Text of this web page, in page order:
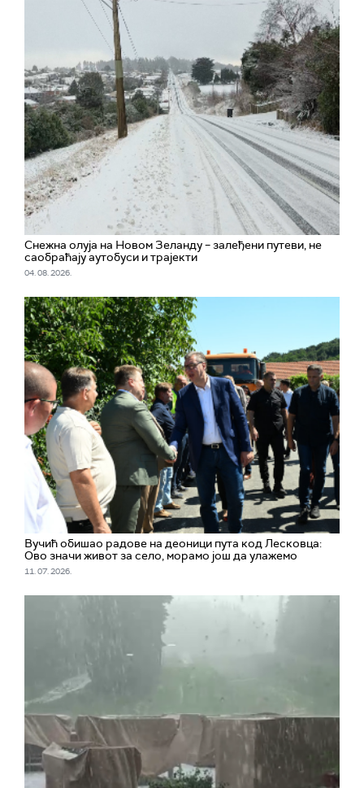
Снежна олуја на Новом Зеланду – залеђени путеви, не
саобраћају аутобуси и трајекти
04. 08. 2026.
Вучић обишао радове на деоници пута код Лесковца:
Ово значи живот за село, морамо још да улажемо
11. 07. 2026.